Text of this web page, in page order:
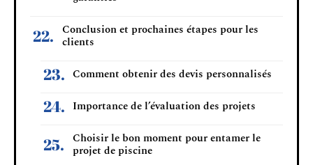
Conclusion et prochaines étapes pour les
clients
Comment obtenir des devis personnalisés
Importance de l’évaluation des projets
Choisir le bon moment pour entamer le
projet de piscine